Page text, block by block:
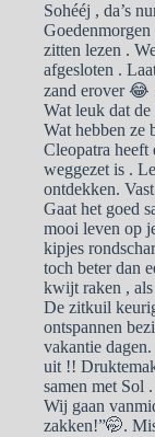
Sohééj , da’s
zitten lezen .
afgesloten .
zand erover 😂
Wat leuk dat
Wat hebben ze
Cleopatra heeft
weggezet is .
ontdekken.
Gaat het goed
mooi leven op
kipjes
toch beter dan
kwijt raken ,
De zitkuil
ontspannen
vakantie
uit !!
samen met Sol .
Wij gaan
zakken!”🤭.